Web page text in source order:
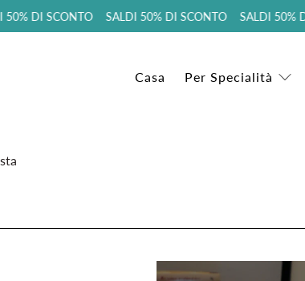
DI SCONTO SALDI 50% DI SCONTO SALDI
Casa Per Specialità